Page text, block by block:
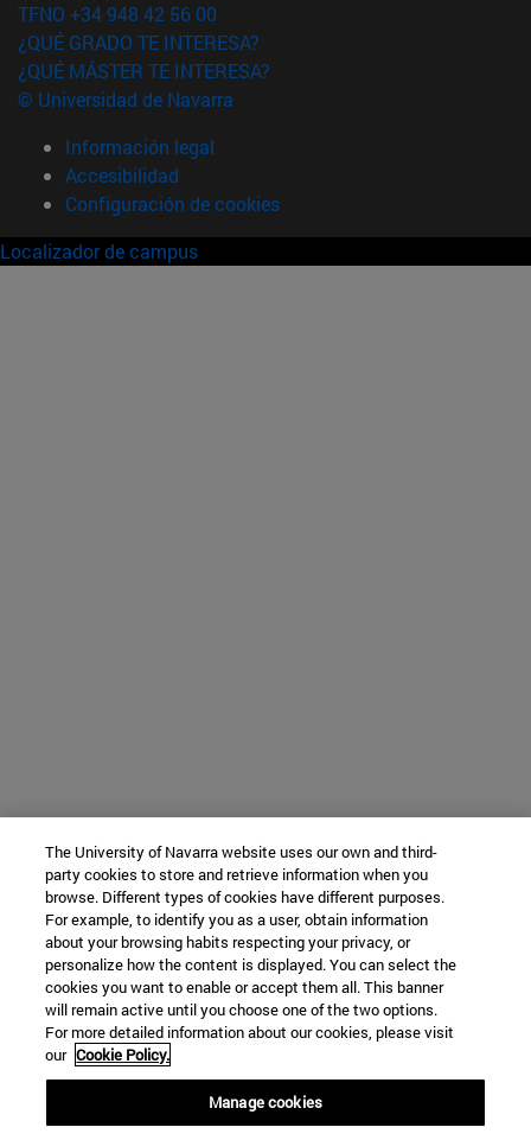
TFNO +34 948 42 56 00
¿QUÉ GRADO TE INTERESA?
¿QUÉ MÁSTER TE INTERESA?
© Universidad de Navarra
Información legal
Accesibilidad
Configuración de cookies
Localizador de campus
The University of Navarra website uses our own and third-
party cookies to store and retrieve information when you
browse. Different types of cookies have different purposes.
For example, to identify you as a user, obtain information
about your browsing habits respecting your privacy, or
personalize how the content is displayed. You can select the
cookies you want to enable or accept them all. This banner
will remain active until you choose one of the two options.
For more detailed information about our cookies, please visit
our Cookie Policy.
Manage cookies